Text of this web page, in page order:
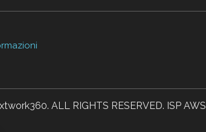
ALL RIGHTS RESERVED. ISP AWS